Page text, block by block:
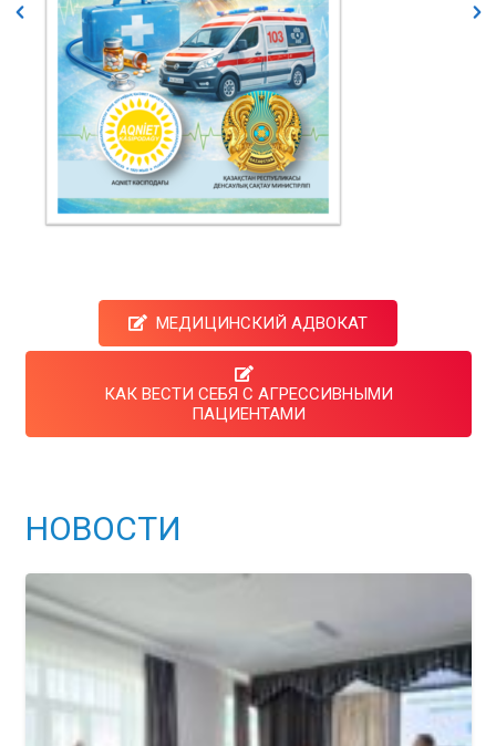
МЕДИЦИНСКИЙ АДВОКАТ
КАК ВЕСТИ СЕБЯ С АГРЕССИВНЫМИ
ПАЦИЕНТАМИ
НОВОСТИ